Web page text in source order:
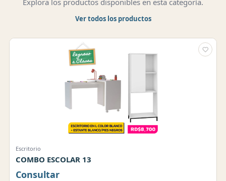
Ver todos los productos
Escritorio
COMBO ESCOLAR 13
Consultar